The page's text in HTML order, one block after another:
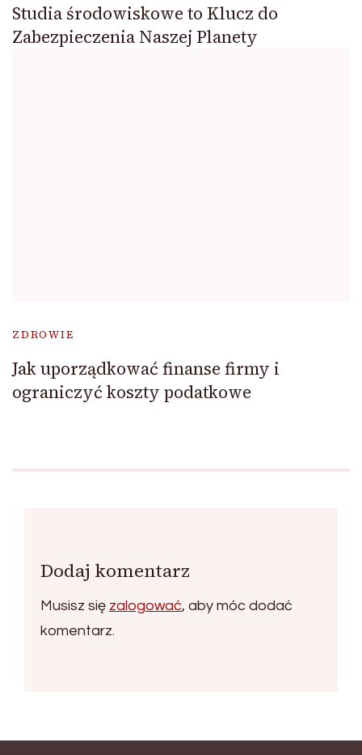
Studia środowiskowe to Klucz do
Zabezpieczenia Naszej Planety
ZDROWIE
Jak uporządkować finanse firmy i
ograniczyć koszty podatkowe
Dodaj komentarz
Musisz się zalogować, aby móc dodać
komentarz.